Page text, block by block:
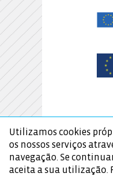
Utilizamos cookies
os nossos serviços
navegação. Se
aceita a sua utilização.